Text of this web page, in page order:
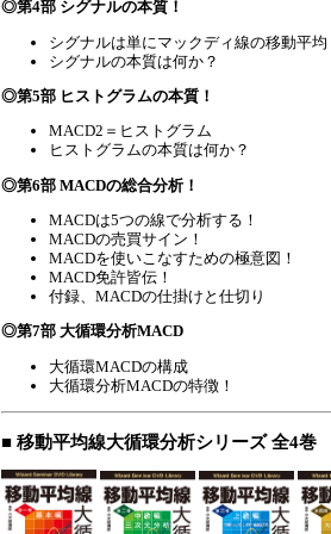
◎第4部 シグナルの本質！
シグナルは単にマックディ線の移動平均
シグナルの本質は何か？
◎第5部 ヒストグラムの本質！
MACD2＝ヒストグラム
ヒストグラムの本質は何か？
◎第6部 MACDの総合分析！
MACDは5つの線で分析する！
MACDの売買サイン！
MACDを使いこなすための極意図！
MACD免許皆伝！
付録、MACDの仕掛けと仕切り
◎第7部 大循環分析MACD
大循環MACDの構成
大循環分析MACDの特徴！
■ 移動平均線大循環分析シリーズ 全4巻